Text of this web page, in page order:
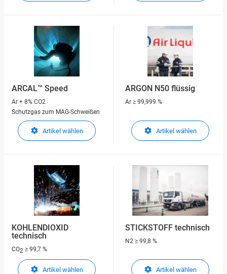
ARCAL™ Speed
Ar + 8% CO2
Schutzgas zum MAG-Schweißen
Artikel wählen
ARGON N50 flüssig
Ar ≥ 99,999 %
Artikel wählen
KOHLENDIOXID
technisch
CO2 ≥ 99,7 %
Artikel wählen
STICKSTOFF technisch
N2 ≥ 99,8 %
Artikel wählen